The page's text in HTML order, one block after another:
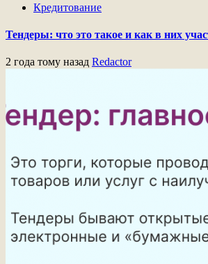
Кредитование
Тендеры: что это такое и как в них
2 года тому назад Redactor